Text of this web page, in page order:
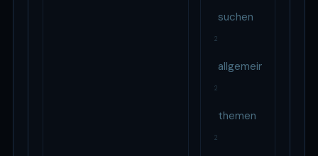
suchen
2
allgemeinen
2
themen
2